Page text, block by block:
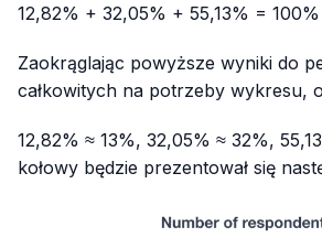
12,82% + 32,05% + 55,13% = 100%
Zaokrąglając powyższe wyniki do
całkowitych na potrzeby wykresu,
12,82% ≈ 13%, 32,05% ≈ 32%,
kołowy będzie prezentował się